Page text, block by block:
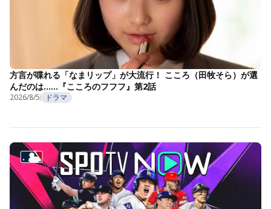
方言が喋れる「なまリップ」が大流行！ こころ（田牧そら）が選
んだのは……『こころのフフフ』第2話
2026/8/5 ドラマ